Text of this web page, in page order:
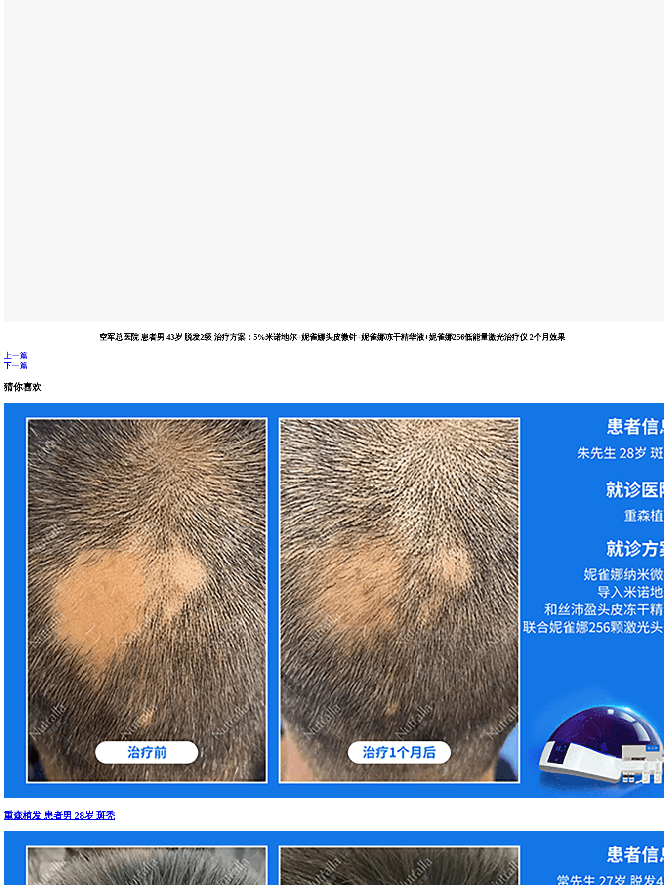
空军总医院 患者男 43岁 脱发2级 治疗方案：5%米诺地尔+妮雀娜头皮微针+妮雀娜冻干精华液+妮雀娜256低能量激光治疗仪 2个月效果
上一篇
下一篇
猜你喜欢
重森植发 患者男 28岁 斑秃